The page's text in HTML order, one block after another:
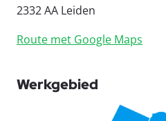
2332 AA Leiden
Route met Google Maps
Werkgebied